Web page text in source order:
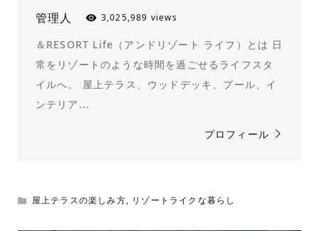
管理人 3,025,989 views
＆RESORT Life（アンドリゾート ライフ）とは 日
常をリゾートのような時間を過ごせるライフスタ
イルへ。 屋上テラス、ウッドデッキ、プール、イ
ンテリア...
プロフィール
屋上テラスの楽しみ方, リゾートライクな暮らし